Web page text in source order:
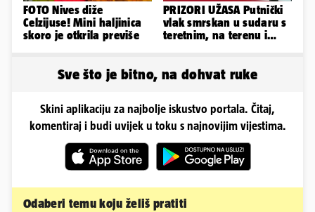
FOTO Nives diže
Celzijuse! Mini haljinica
skoro je otkrila previše
PRIZORI UŽASA Putnički
vlak smrskan u sudaru s
teretnim, na terenu i
Sve što je bitno, na dohvat ruke
Skini aplikaciju za najbolje iskustvo portala. Čitaj,
komentiraj i budi uvijek u toku s najnovijim vijestima.
Odaberi temu koju želiš pratiti